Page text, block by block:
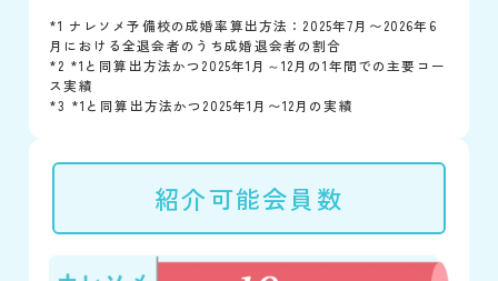
*1 ナレソメ予備校の成婚率算出方法：2025年7月〜2026年6
月における全退会者のうち成婚退会者の割合
*2 *1と同算出方法かつ2025年1月～12月の1年間での主要コー
ス実績
*3 *1と同算出方法かつ2025年1月〜12月の実績
紹介可能会員数